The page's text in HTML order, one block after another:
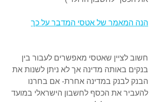
הנה המאמר של אטסי המדבר על כך
חשוב לציין שאטסי מאפשרים לעבור בין
בנקים באותה מדינה אך לא ניתן לשנות את
הבנק לבנק במדינה אחרת- אם בחרנו
להעביר את הכסף לחשבון הישראלי במועד